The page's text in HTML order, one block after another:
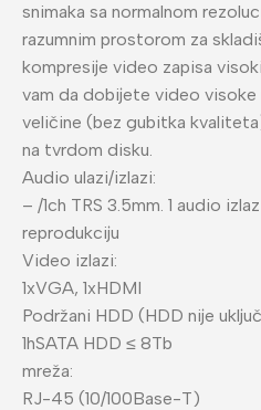
snimaka sa normalnom
razumnim prostorom za
kompresije video zapisa
vam da dobijete video visoke
veličine (bez gubitka
na tvrdom disku.
Audio ulazi/izlazi:
– /1ch TRS 3.5mm. 1 audio
reprodukciju
Video izlazi:
1xVGA, 1xHDMI
Podržani HDD (HDD nije
1hSATA HDD ≤ 8Tb
mreža:
RJ-45 (10/100Base-T)